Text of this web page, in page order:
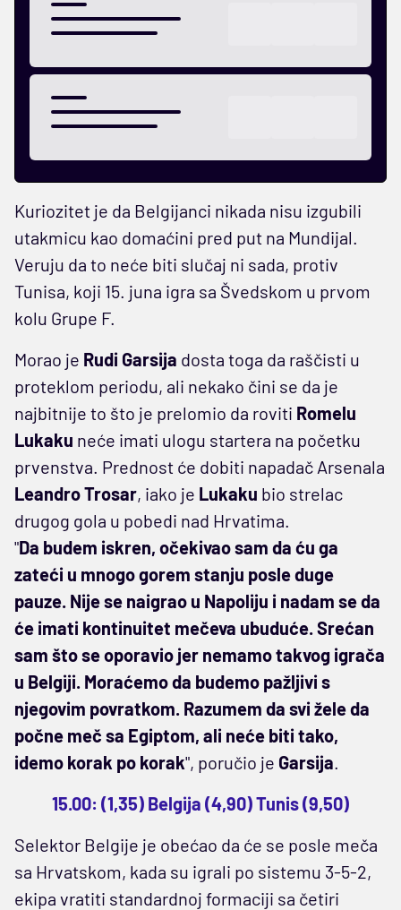
Kuriozitet je da Belgijanci nikada nisu izgubili
utakmicu kao domaćini pred put na Mundijal.
Veruju da to neće biti slučaj ni sada, protiv
Tunisa, koji 15. juna igra sa Švedskom u prvom
kolu Grupe F.
Morao je Rudi Garsija dosta toga da raščisti u
proteklom periodu, ali nekako čini se da je
najbitnije to što je prelomio da roviti Romelu
Lukaku neće imati ulogu startera na početku
prvenstva. Prednost će dobiti napadač Arsenala
Leandro Trosar, iako je Lukaku bio strelac
drugog gola u pobedi nad Hrvatima.
"Da budem iskren, očekivao sam da ću ga
zateći u mnogo gorem stanju posle duge
pauze. Nije se naigrao u Napoliju i nadam se da
će imati kontinuitet mečeva ubuduće. Srećan
sam što se oporavio jer nemamo takvog igrača
u Belgiji. Moraćemo da budemo pažljivi s
njegovim povratkom. Razumem da svi žele da
počne meč sa Egiptom, ali neće biti tako,
idemo korak po korak", poručio je Garsija.
15.00: (1,35) Belgija (4,90) Tunis (9,50)
Selektor Belgije je obećao da će se posle meča
sa Hrvatskom, kada su igrali po sistemu 3-5-2,
ekipa vratiti standardnoj formaciji sa četiri